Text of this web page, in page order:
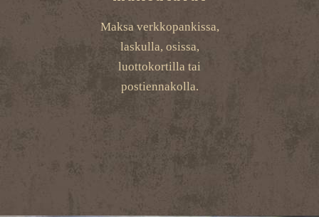
Maksa verkkopankissa,
laskulla, osissa,
luottokortilla tai
postiennakolla.